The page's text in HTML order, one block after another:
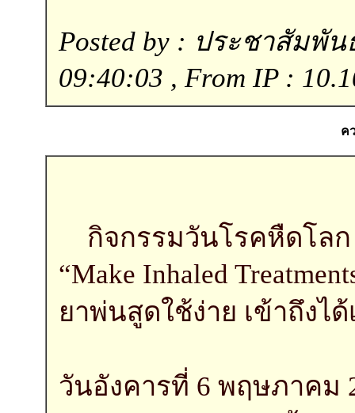
Posted by : ประชาสัมพัน
09:40:03 , From IP :
ค
กิจกรรมวันโรคหืดโลก
“Make Inhaled
ยาพ่นสูดใช้ง่าย เข้าถึงไ
วันอังคารที่ 6 พฤษภาคม